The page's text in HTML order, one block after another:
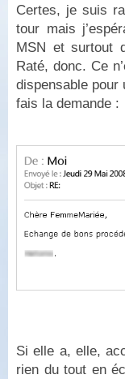
Certes, je suis
tour mais
MSN et surtout
Raté, donc. Ce
dispensable pour
fais la demande :
Si elle a, elle,
rien du tout en